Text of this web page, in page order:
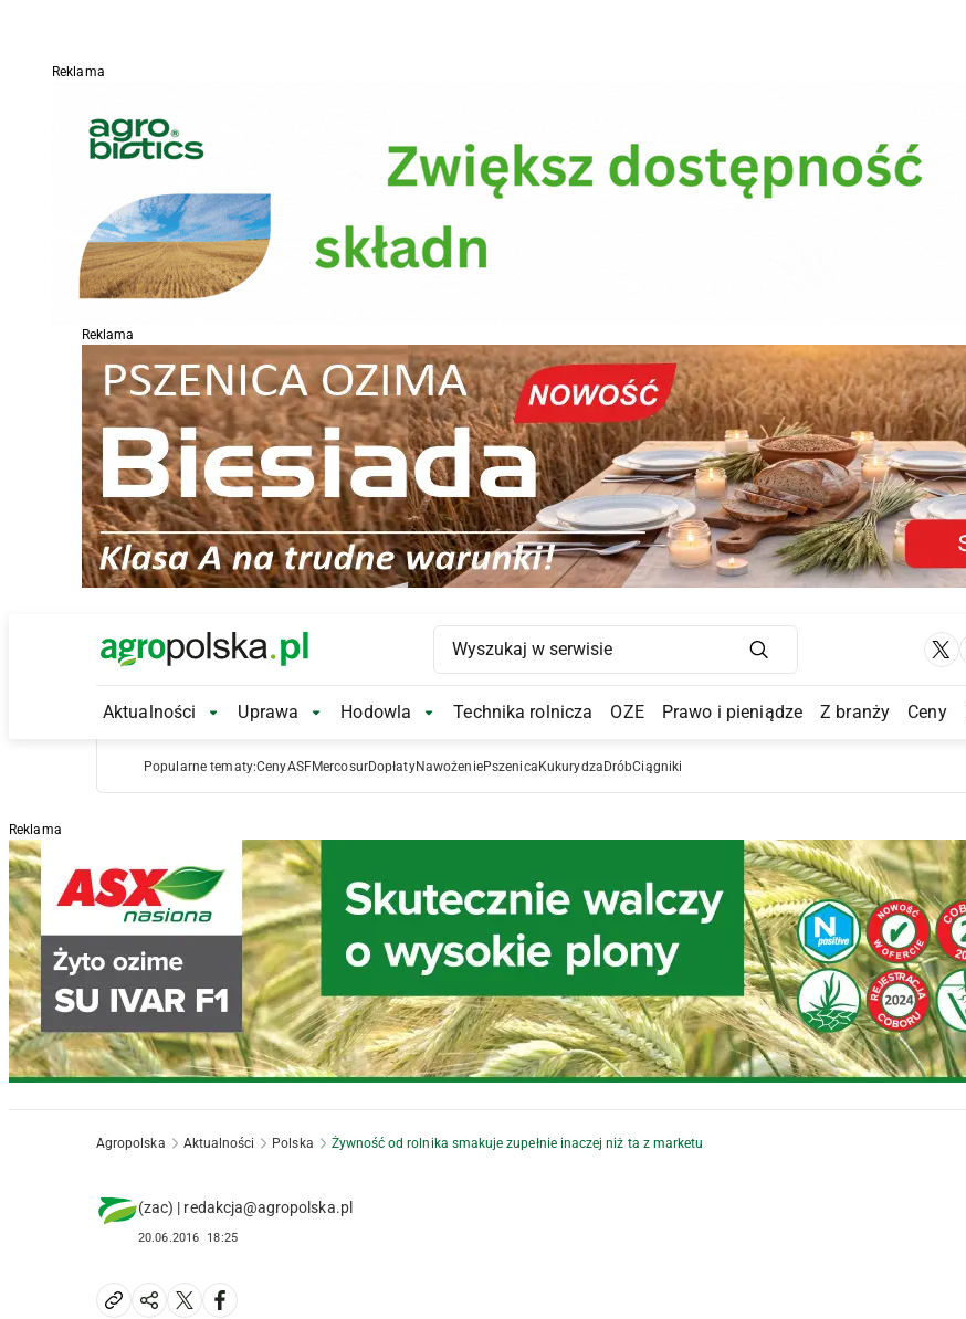
Reklama
Reklama
Main Logo
Main Navigation
Aktualności Aktualności Submenu
Uprawa Uprawa Submenu
Hodowla Hodowla Submenu
Technika rolnicza OZE Prawo i pieniądze Z branży Ceny
Popularne tematy:CenyASFMercosurDopłatyNawożeniePszenica Kukurydza DróbCiągniki
Reklama
Agropolska Aktualności Polska Żywność od rolnika smakuje zupełnie inaczej niż ta z marketu
(zac) | redakcja@agropolska.pl
20.06.2016 18:25